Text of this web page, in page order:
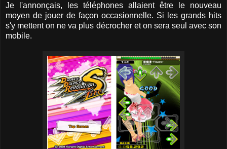
Je l'annonçais, les téléphones allaient être le nouveau
moyen de jouer de façon occasionnelle. Si les grands hits
s'y mettent on ne va plus décrocher et on sera seul avec son
mobile.